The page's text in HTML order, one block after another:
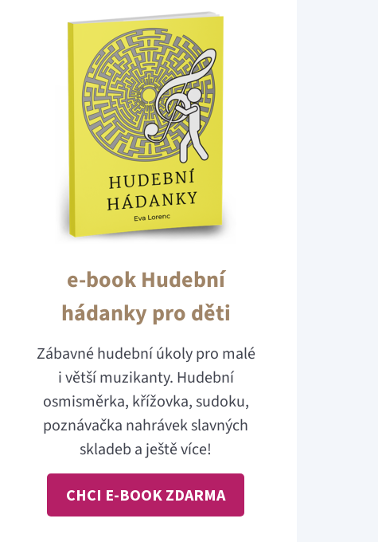
e-book Hudební
hádanky pro děti
Zábavné hudební úkoly pro malé
i větší muzikanty. Hudební
osmisměrka, křížovka, sudoku,
poznávačka nahrávek slavných
skladeb a ještě více!
CHCI E-BOOK ZDARMA